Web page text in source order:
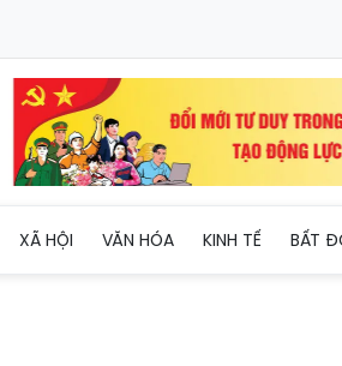
XÃ HỘI VĂN HÓA KINH TẾ BẤT